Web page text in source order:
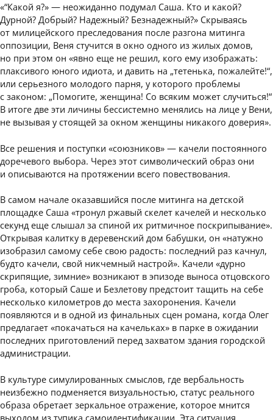
«“Какой я?» — неожиданно подумал Саша. Кто и какой?
Дурной? Добрый? Надежный? Безнадежный?» Скрываясь
от милицейского преследования после разгона митинга
оппозиции, Веня стучится в окно одного из жилых домов,
но при этом он «явно еще не решил, кого ему изображать:
плаксивого юного идиота, и давить на „тетенька, пожалейте!“,
или серьезного молодого парня, у которого проблемы
с законом: „Помогите, женщина! Со всяким может случиться!“
В итоге две эти личины бессистемно менялись на лице у Вени,
не вызывая у стоящей за окном женщины никакого доверия».
Все решения и поступки «союзников» — качели постоянного
доречевого выбора. Через этот символический образ они
и описываются на протяжении всего повествования.
В самом начале оказавшийся после митинга на детской
площадке Саша «тронул ржавый скелет качелей и несколько
секунд еще слышал за спиной их ритмичное поскрипывание».
Открывая калитку в деревенский дом бабушки, он «натужно
изобразил самому себе свою радость: последний раз качнул,
будто качели, свой никчемный настрой». Качели «дурно
скрипящие, зимние» возникают в эпизоде выноса отцовского
гроба, который Саше и Безлетову предстоит тащить на себе
несколько километров до места захоронения. Качели
появляются и в одной из финальных сцен романа, когда Олег
предлагает «покачаться на качельках» в парке в ожидании
последних приготовлений перед захватом здания городской
администрации.
В культуре симулированных смыслов, где вербальность
неизбежно подменяется визуальностью, статус реального
образа обретает зеркальное отражение, которое мнится
выходом из тупика самоидентификации. Эта ситуация